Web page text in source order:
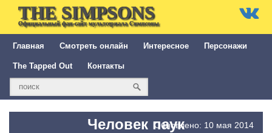
THE SIMPSONS
Официальный фан-сайт мультсериала Симпсоны
Главная Смотреть онлайн Интересное Персонажи
The Tapped Out Контакты
Человек паукОбновлено: 10 мая 2014